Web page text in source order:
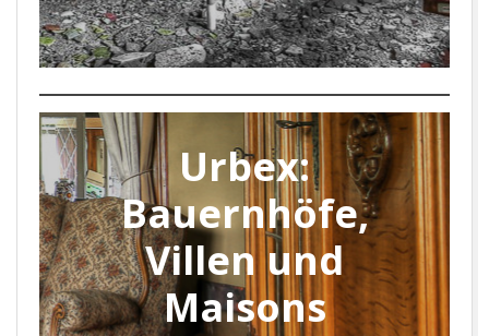
Urbex:
Bauernhöfe,
Villen und
Maisons